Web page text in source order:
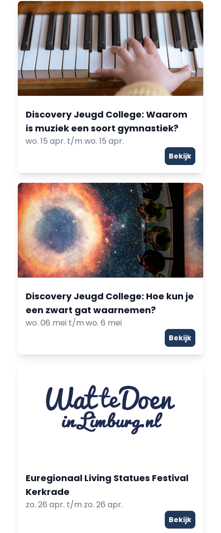
Discovery Jeugd College: Waarom
is muziek een soort gymnastiek?
wo. 15 apr. t/m wo. 15 apr.
Bekijk
Discovery Jeugd College: Hoe kun je
een zwart gat waarnemen?
wo. 06 mei t/m wo. 6 mei
Bekijk
Euregionaal Living Statues Festival
Kerkrade
zo. 26 apr. t/m zo. 26 apr.
Bekijk